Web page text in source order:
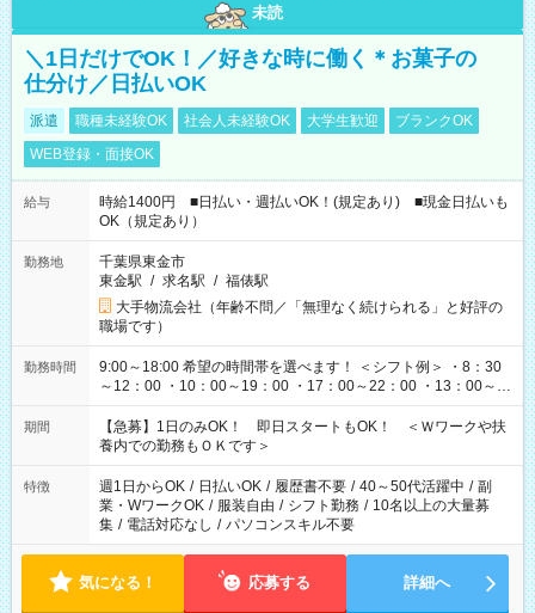
未読
＼1日だけでOK！／好きな時に働く＊お菓子の
仕分け／日払いOK
派遣 職種未経験OK 社会人未経験OK 大学生歓迎
ブランクOK
WEB登録・面接OK
給与
時給1400円 ■日払い・週払いOK！(規定あり) ■現金日払いも
OK（規定あり）
勤務地
千葉県東金市
東金駅 / 求名駅 / 福俵駅
大手物流会社（年齢不問／「無理なく続けられる」と好評の
職場です）
勤務時間
9:00～18:00 希望の時間帯を選べます！ ＜シフト例＞ ・8：30
～12：00 ・10：00～19：00 ・17：00～22：00 ・13：00～
22：00 ・22：00～翌6：00 など
期間
【急募】1日のみOK！ 即日スタートもOK！ ＜Ｗワークや扶
養内での勤務もＯＫです＞
特徴 週1日からOK / 日払いOK / 履歴書不要 / 40～50代活躍中 / 副
業・WワークOK / 服装自由 / シフト勤務 / 10名以上の大量募
集 / 電話対応なし / パソコンスキル不要
気になる！ 応募する 詳細へ